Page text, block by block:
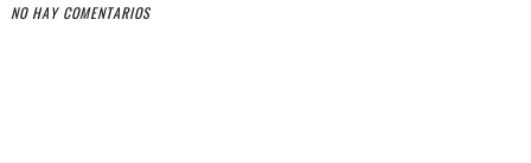
NO HAY COMENTARIOS